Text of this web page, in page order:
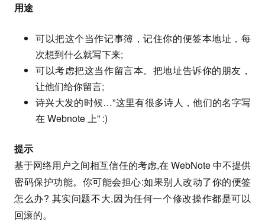
用途
可以把这个当作记事簿，记住你的便签本地址，每
次想到什么就写下来;
可以考虑把这当作留言本。把地址告诉你的朋友，
让他们给你留言;
诗兴大发的时候…”这里有很多诗人，他们的名字写
在 Webnote 上” :)
提示
基于网络用户之间相互信任的考虑,在 WebNote 中不提供
密码保护功能。你可能会担心:如果别人改动了你的便签
怎么办? 其实问题不大,因为任何一个修改操作都是可以
回滚的。